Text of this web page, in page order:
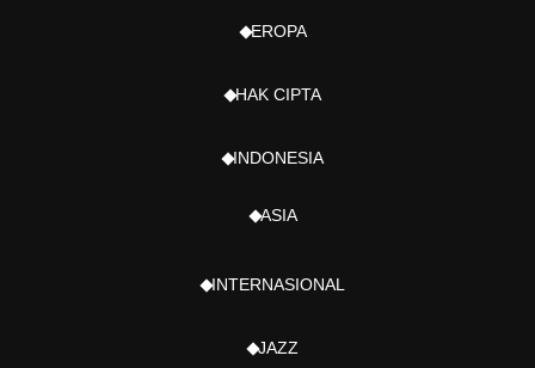
EROPA
HAK CIPTA
INDONESIA
ASIA
INTERNASIONAL
JAZZ